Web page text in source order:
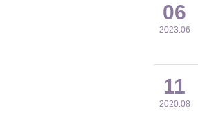
06
2023.06
11
2020.08